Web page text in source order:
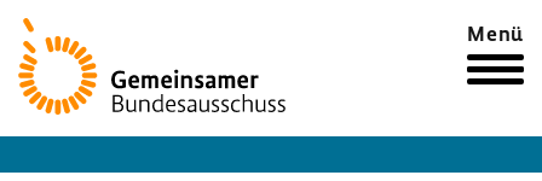
Zur
Startseite
Menü